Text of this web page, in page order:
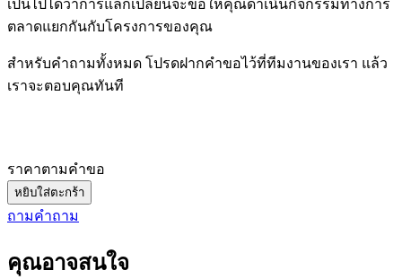
เป็นไปได้ว่าการแลกเปลี่ยนจะขอให้คุณดำเนินกิจกรรมทางการ
ตลาดแยกกันกับโครงการของคุณ
สำหรับคำถามทั้งหมด โปรดฝากคำขอไว้ที่ทีมงานของเรา แล้ว
เราจะตอบคุณทันที
ราคาตามคําขอ
หยิบใส่ตะกร้า
ถามคําถาม
คุณอาจสนใจ